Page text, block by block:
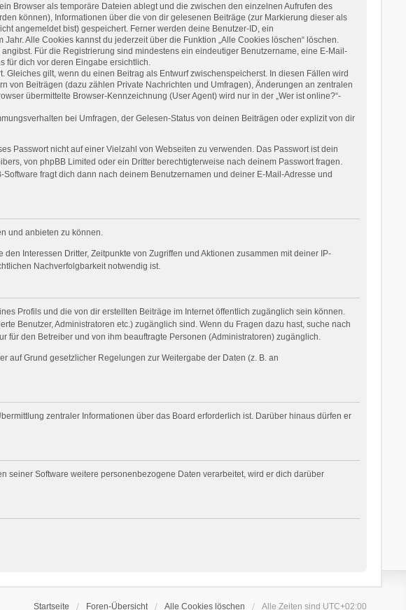
Browser als temporäre Dateien ablegt und die zwischen den einzelnen Aufrufen des
können), Informationen über die von dir gelesenen Beiträge (zur Markierung dieser als
angemeldet bist) gespeichert. Ferner werden deine Benutzer-ID, ein
Alle Cookies kannst du jederzeit über die Funktion „Alle Cookies löschen“ löschen.
Für die Registrierung sind mindestens ein eindeutiger Benutzername, eine E-Mail-
für dich vor deren Eingabe ersichtlich.
gilt, wenn du einen Beitrag als Entwurf zwischenspeicherst. In diesen Fällen wird
von Beiträgen (dazu zählen Private Nachrichten und Umfragen), Änderungen an zentralen
übermittelte Browser-Kennzeichnung (User Agent) wird nur in der „Wer ist online?“-
bei Umfragen, der Gelesen-Status von deinen Beiträgen oder explizit von dir
Passwort nicht auf einer Vielzahl von Webseiten zu verwenden. Das Passwort ist dein
von phpBB Limited oder ein Dritter berechtigterweise nach deinem Passwort fragen.
fragt dich dann nach deinem Benutzernamen und deiner E-Mail-Adresse und
und anbieten zu können.
Interessen Dritter, Zeitpunkte von Zugriffen und Aktionen zusammen mit deiner IP-
Nachverfolgbarkeit notwendig ist.
Profils und die von dir erstellten Beiträge im Internet öffentlich zugänglich sein können.
Benutzer, Administratoren etc.) zugänglich sind. Wenn du Fragen dazu hast, suche nach
den Betreiber und von ihm beauftragte Personen (Administratoren) zugänglich.
auf Grund gesetzlicher Regelungen zur Weitergabe der Daten (z. B. an
zentraler Informationen über das Board erforderlich ist. Darüber hinaus dürfen er
seiner Software weitere personenbezogene Daten verarbeitet, wird er dich darüber
Startseite Foren-Übersicht Alle Cookies löschen Alle Zeiten sind UTC+02:00